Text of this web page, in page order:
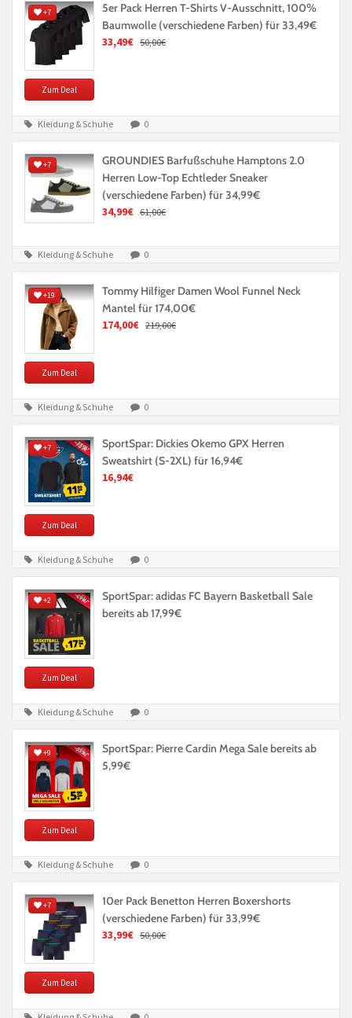
+7
Zum Deal
5er Pack Herren T-Shirts V-Ausschnitt, 100%
Baumwolle (verschiedene Farben) für 33,49€
33,49€ 50,00€
Kleidung & Schuhe 0
+7
GROUNDIES Barfußschuhe Hamptons 2.0
Herren Low-Top Echtleder Sneaker
(verschiedene Farben) für 34,99€
34,99€ 61,00€
Kleidung & Schuhe 0
+19
Zum Deal
Tommy Hilfiger Damen Wool Funnel Neck
Mantel für 174,00€
174,00€ 219,00€
Kleidung & Schuhe 0
+7
Zum Deal
SportSpar: Dickies Okemo GPX Herren
Sweatshirt (S-2XL) für 16,94€
16,94€
Kleidung & Schuhe 0
+2
Zum Deal
SportSpar: adidas FC Bayern Basketball Sale
bereits ab 17,99€
Kleidung & Schuhe 0
+9
Zum Deal
SportSpar: Pierre Cardin Mega Sale bereits ab
5,99€
Kleidung & Schuhe 0
+7
Zum Deal
10er Pack Benetton Herren Boxershorts
(verschiedene Farben) für 33,99€
33,99€ 50,00€